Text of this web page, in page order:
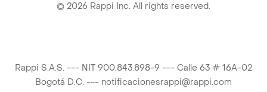
© 2026 Rappi Inc. All rights reserved.
Rappi S.A.S. --- NIT 900.843.898-9 --- Calle 63 # 16A-02
Bogotá D.C. --- notificacionesrappi@rappi.com